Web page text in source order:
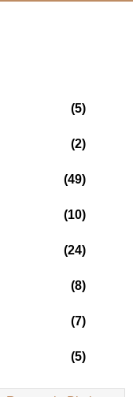
(5)
(2)
(49)
(10)
(24)
(8)
(7)
(5)